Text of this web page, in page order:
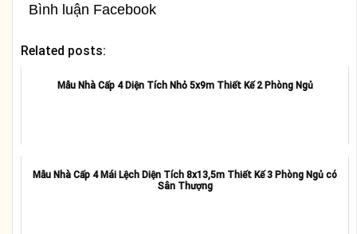
Bình luận Facebook
Related posts:
Mẫu Nhà Cấp 4 Diện Tích Nhỏ 5x9m Thiết Kế 2 Phòng Ngủ
Mẫu Nhà Cấp 4 Mái Lệch Diện Tích 8x13,5m Thiết Kế 3 Phòng Ngủ có
Sân Thượng